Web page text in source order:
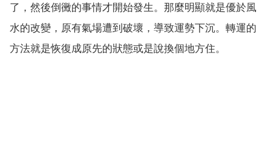
了，然後倒黴的事情才開始發生。那麼明顯就是優於風
水的改變，原有氣場遭到破壞，導致運勢下沉。轉運的
方法就是恢復成原先的狀態或是說換個地方住。